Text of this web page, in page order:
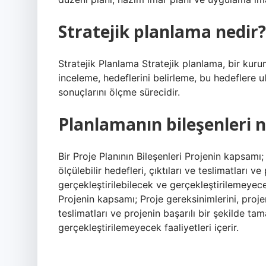
Stratejik planlama nedir?
Stratejik Planlama Stratejik planlama, bir
inceleme, hedeflerini belirleme, bu hedeflere
sonuçlarını ölçme sürecidir.
Planlamanın bileşenleri
Bir Proje Planının Bileşenleri Projenin
ölçülebilir hedefleri, çıktıları ve teslimatları
gerçekleştirilebilecek ve
Projenin kapsamı; Proje gereksinimlerini,
teslimatları ve projenin başarılı bir şekilde
gerçekleştirilemeyecek faaliyetleri içerir.